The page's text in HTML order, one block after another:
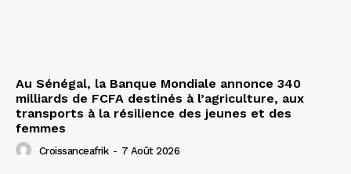
Au Sénégal, la Banque Mondiale annonce 340
milliards de FCFA destinés à l’agriculture, aux
transports à la résilience des jeunes et des
femmes
Croissanceafrik - 7 Août 2026